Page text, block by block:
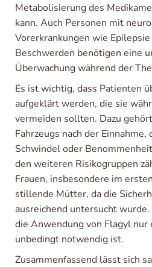
Metabolisierung des
kann. Auch Personen mit
Vorerkrankungen wie
Beschwerden benötigen eine
Überwachung während der
Es ist wichtig, dass Patienten
aufgeklärt werden, die sie
vermeiden sollten. Dazu
Fahrzeugs nach der
Schwindel oder
den weiteren Risikogruppen
Frauen, insbesondere im
stillende Mütter, da die
ausreichend untersucht
die Anwendung von Flagyl nur
unbedingt notwendig ist.
Zusammenfassend lässt sich